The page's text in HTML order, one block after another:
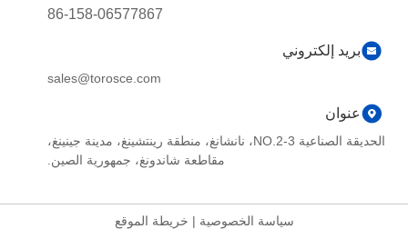
86-158-06577867
بريد إلكتروني
sales@torosce.com
عنوان
الحديقة الصناعية NO.2-3، نانشانغ، منطقة رينتشينغ، مدينة جينينغ،
مقاطعة شاندونغ، جمهورية الصين.
سياسة الخصوصية|خريطة الموقع